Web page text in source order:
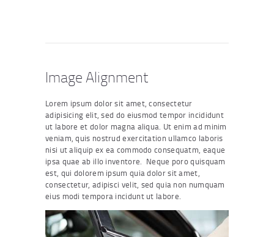
Image Alignment
Lorem ipsum dolor sit amet, consectetur
adipisicing elit, sed do eiusmod tempor incididunt
ut labore et dolor magna aliqua. Ut enim ad minim
veniam, quis nostrud exercitation ullamco laboris
nisi ut aliquip ex ea commodo consequatm, eaque
ipsa quae ab illo inventore. Neque poro quisquam
est, qui dolorem ipsum quia dolor sit amet,
consectetur, adipisci velit, sed quia non numquam
eius modi tempora incidunt ut labore.